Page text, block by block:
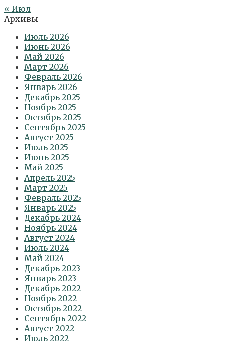
« Июл
Архивы
Июль 2026
Июнь 2026
Май 2026
Март 2026
Февраль 2026
Январь 2026
Декабрь 2025
Ноябрь 2025
Октябрь 2025
Сентябрь 2025
Август 2025
Июль 2025
Июнь 2025
Май 2025
Апрель 2025
Март 2025
Февраль 2025
Январь 2025
Декабрь 2024
Ноябрь 2024
Август 2024
Июль 2024
Май 2024
Декабрь 2023
Январь 2023
Декабрь 2022
Ноябрь 2022
Октябрь 2022
Сентябрь 2022
Август 2022
Июль 2022